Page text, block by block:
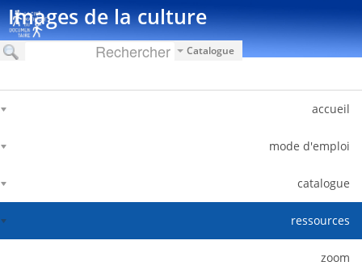
Images de la culture
Catalogue
accueil
mode d'emploi
catalogue
ressources
zoom